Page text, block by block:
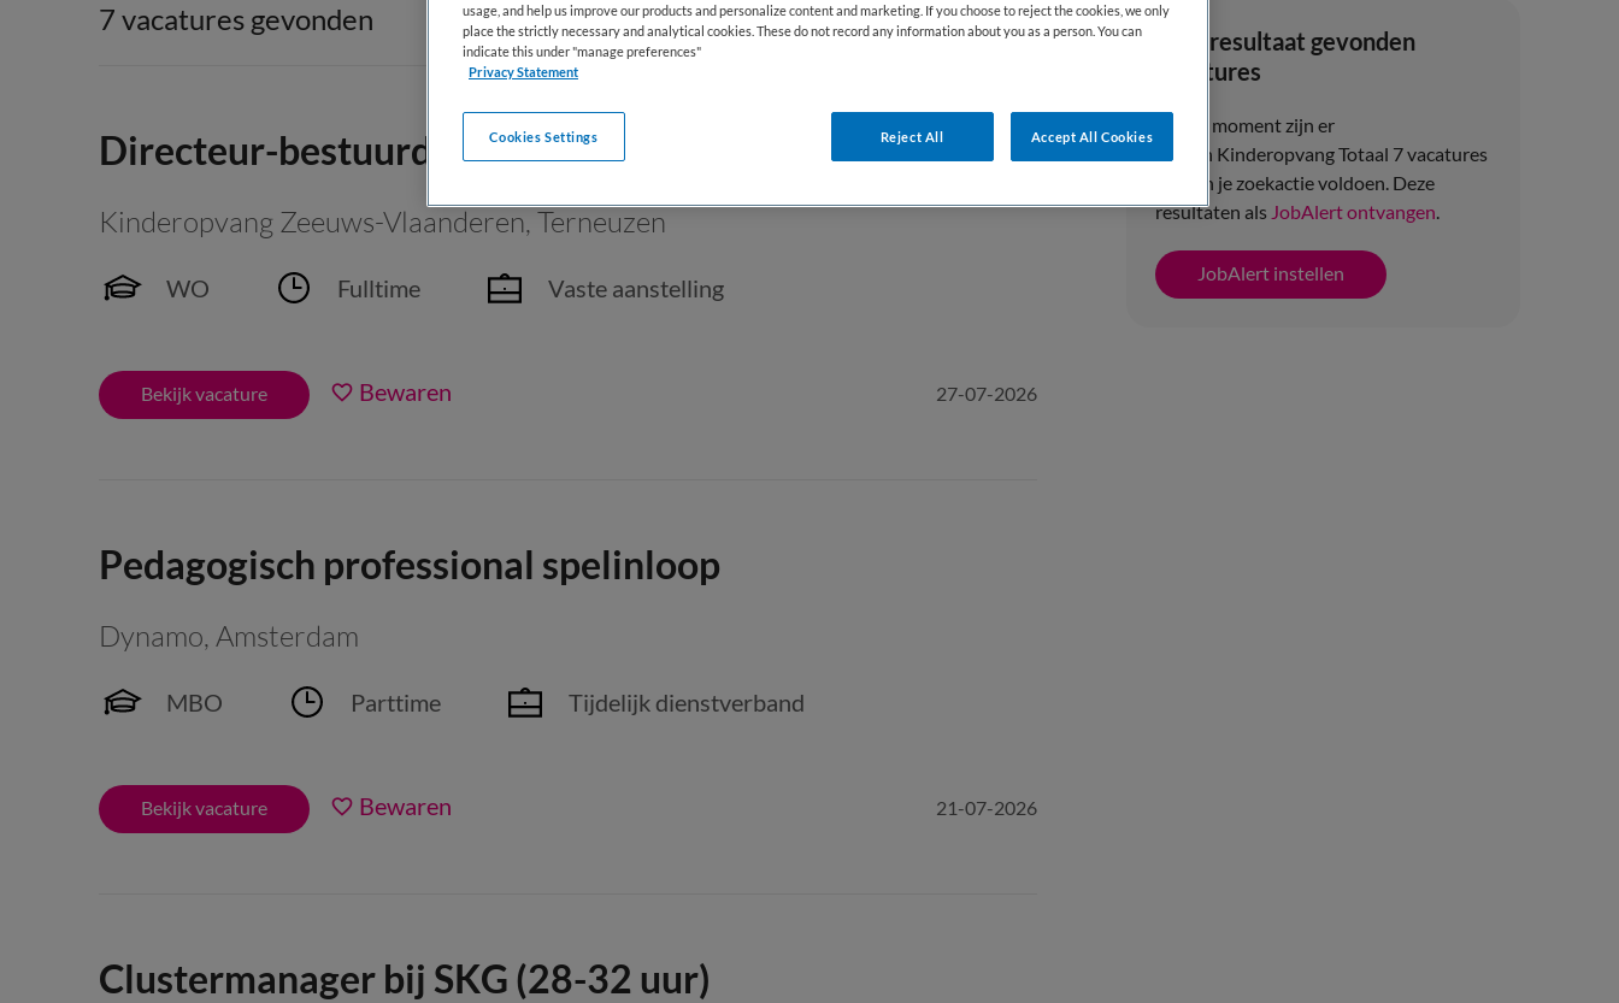
Zoekresultaat gevonden
vacatures
Op dit moment zijn er
binnen Kinderopvang Totaal 7 vacatures
die aan je zoekactie voldoen. Deze
resultaten als JobAlert ontvangen.
JobAlert instellen
7 vacatures gevonden
Directeur-bestuurder
Kinderopvang Zeeuws-Vlaanderen, Terneuzen
WO Fulltime Vaste aanstelling
Bekijk vacature Bewaren 27-07-2026
Pedagogisch professional spelinloop
Dynamo, Amsterdam
MBO Parttime Tijdelijk dienstverband
Bekijk vacature Bewaren 21-07-2026
Clustermanager bij SKG (28-32 uur)
usage, and help us improve our products and personalize content and marketing. If you choose to reject the cookies, we only
place the strictly necessary and analytical cookies. These do not record any information about you as a person. You can
indicate this under "manage preferences"
Privacy Statement
Reject All Accept All Cookies
Cookies Settings